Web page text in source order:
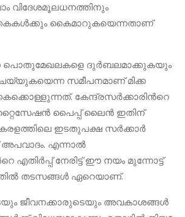
വിദേശമൂലധനത്തിനും
കൈമാറുകയെന്നതാണ്
പൊതുമേഖലകളെ ദുർബലമാക്കുകയും
സമീപനമാണ് മിക്ക
കേന്ദ്രസർക്കാരിന്‍റെ
പൈപ്പ് ലൈൻ ഇതിന്
ഇടതുപക്ഷ സർക്കാർ
എന്നാൽ
എതിർപ്പ് നേരിട്ട് ഈ നയം മുന്നോട്ട്
തടസങ്ങൾ ഏറെയാണ്.
ജീവനക്കാരുടെയും അവകാശങ്ങൾ